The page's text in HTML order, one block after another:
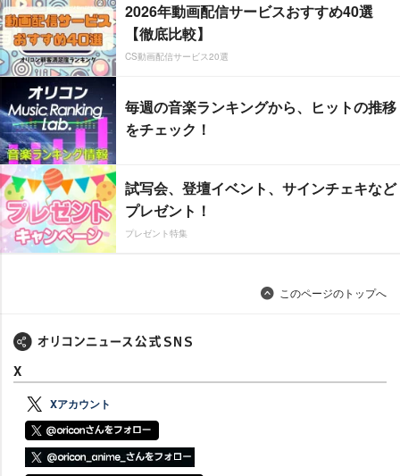
2026年動画配信サービスおすすめ40選
【徹底比較】
CS動画配信サービス20選
毎週の音楽ランキングから、ヒットの推移
をチェック！
試写会、登壇イベント、サインチェキなど
プレゼント！
プレゼント特集
このページのトップへ
X
Xアカウント